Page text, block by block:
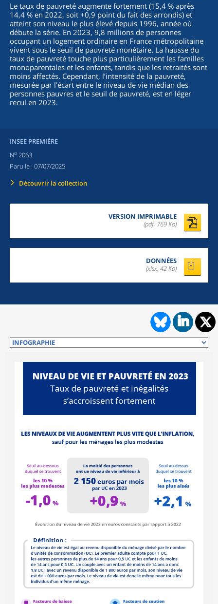
Le taux de pauvreté augmente fortement (15,4 % après
14,4 % en 2022, soit +0,9 point du fait des arrondis) et
atteint son niveau le plus élevé depuis 1996, année où
débute la série. En 2023, 9,8 millions de personnes
occupant un logement ordinaire en France métropolitaine
vivent sous le seuil de pauvreté monétaire. La hausse du
taux de pauvreté touche plus particulièrement les familles
monoparentales et les enfants, tandis que les retraités sont
moins affectés. Cependant, l’intensité de la pauvreté,
mesurée par l’écart entre le niveau de vie médian des
personnes pauvres et le seuil de pauvreté, est en léger
recul en 2023.
INSEE PREMIÈRE
No 2063
Paru le : 07/07/2025
Découvrir la collection
VERSION IMPRIMABLE
(pdf, 769 Ko)
DONNÉES
(xlsx, 42 Ko)